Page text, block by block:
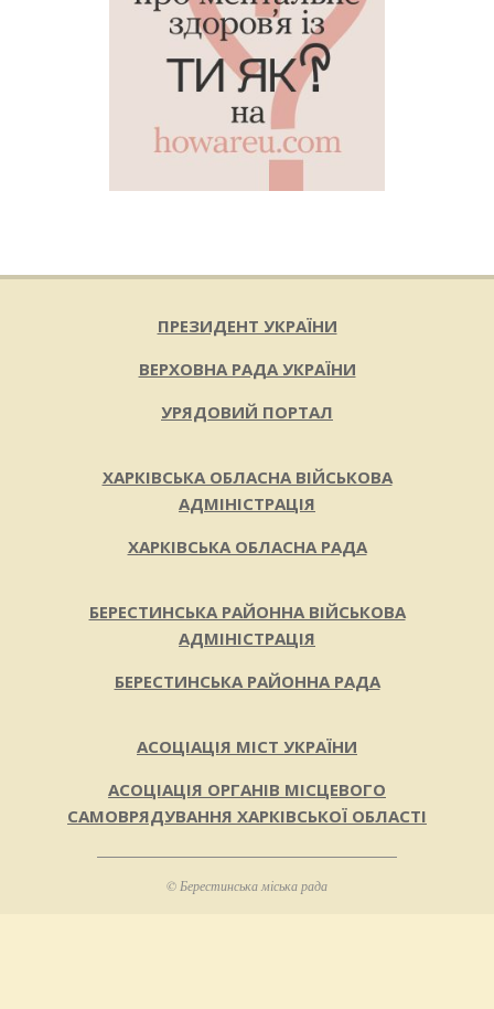
ПРЕЗИДЕНТ УКРАЇНИ
ВЕРХОВНА РАДА УКРАЇНИ
УРЯДОВИЙ ПОРТАЛ
ХАРКІВСЬКА ОБЛАСНА ВІЙСЬКОВА
АДМІНІСТРАЦІЯ
ХАРКІВСЬКА ОБЛАСНА РАДА
БЕРЕСТИНСЬКА РАЙОННА ВІЙСЬКОВА
АДМІНІСТРАЦІЯ
БЕРЕСТИНСЬКА РАЙОННА РАДА
АСОЦІАЦІЯ МІСТ УКРАЇНИ
АСОЦІАЦІЯ ОРГАНІВ МІСЦЕВОГО
САМОВРЯДУВАННЯ ХАРКІВСЬКОЇ ОБЛАСТІ
© Берестинська міська рада